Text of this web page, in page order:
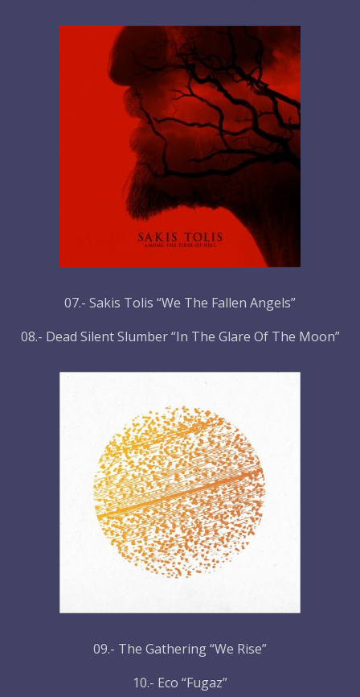
07.- Sakis Tolis “We The Fallen Angels”
08.- Dead Silent Slumber “In The Glare Of The Moon”
09.- The Gathering “We Rise”
10.- Eco “Fugaz”